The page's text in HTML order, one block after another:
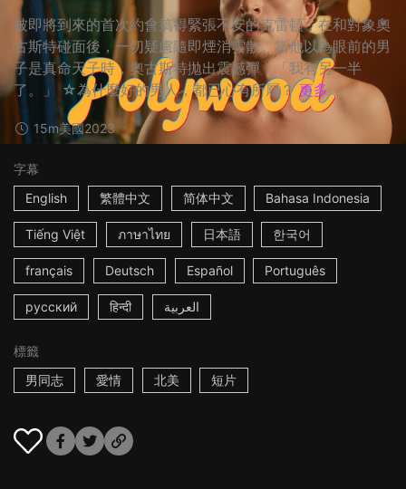
被即將到來的首次約會搞得緊張不安的克雷頓，在和對象奧
古斯特碰面後，一切疑慮隨即煙消雲散。當他以為眼前的男
子是真命天子時，奧古斯特拋出震撼彈：「我有另一半
了。」 ☆為什麼好的男人，都已心有所屬？ 更多
15m美國2023
字幕
English
繁體中文 简体中文 Bahasa Indonesia
Tiếng Việt ภาษาไทย 日本語 한국어
français Deutsch Español Português
русский हिन्दी العربية
標籤
男同志
愛情 北美 短片